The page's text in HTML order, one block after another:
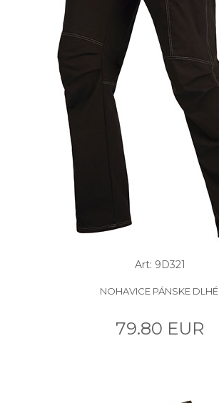
Art: 9D321
NOHAVICE PÁNSKE DLHÉ.
79.80 EUR